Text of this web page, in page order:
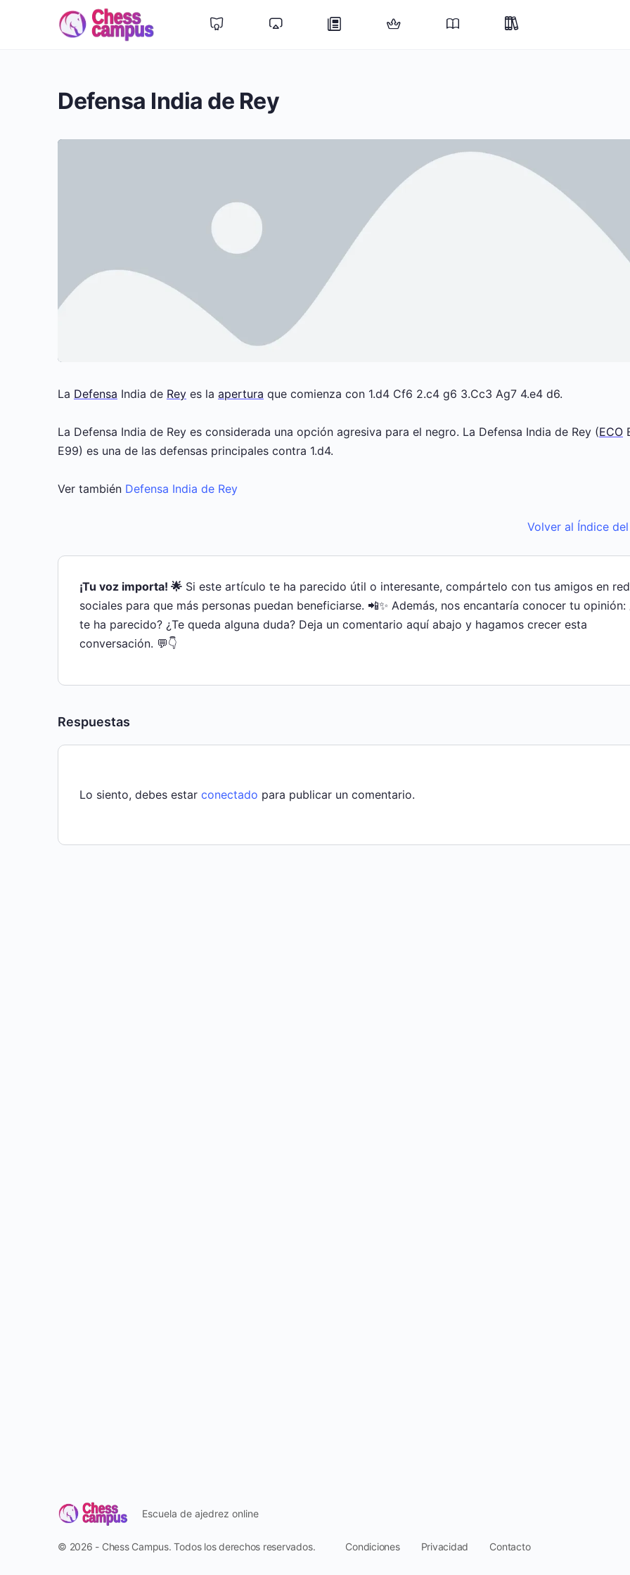
Defensa India de Rey
La Defensa India de Rey es la apertura que comienza con 1.d4 Cf6 2.c4 g6 3.Cc3 Ag7 4.e4 d6.
La Defensa India de Rey es considerada una opción agresiva para el negro. La Defensa India de Rey (ECO
E99) es una de las defensas principales contra 1.d4.
Ver también Defensa India de Rey
Volver al Índice
¡Tu voz importa! 🌟 Si este artículo te ha parecido útil o interesante, compártelo con tus amigos en
sociales para que más personas puedan beneficiarse. 📲✨ Además, nos encantaría conocer tu opinión:
te ha parecido? ¿Te queda alguna duda? Deja un comentario aquí abajo y hagamos crecer esta
conversación. 💬👇
Respuestas
Lo siento, debes estar conectado para publicar un comentario.
Escuela de ajedrez online
© 2026 - Chess Campus. Todos los derechos reservados. Condiciones Privacidad Contacto